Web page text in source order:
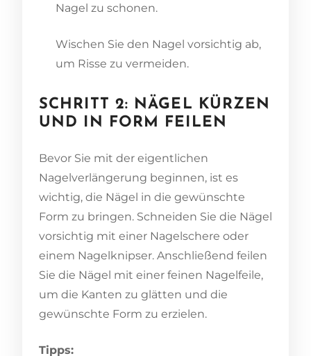
Nagel zu schonen.
Wischen Sie den Nagel vorsichtig ab,
um Risse zu vermeiden.
SCHRITT 2: NÄGEL KÜRZEN
UND IN FORM FEILEN
Bevor Sie mit der eigentlichen
Nagelverlängerung beginnen, ist es
wichtig, die Nägel in die gewünschte
Form zu bringen. Schneiden Sie die Nägel
vorsichtig mit einer Nagelschere oder
einem Nagelknipser. Anschließend feilen
Sie die Nägel mit einer feinen Nagelfeile,
um die Kanten zu glätten und die
gewünschte Form zu erzielen.
Tipps: